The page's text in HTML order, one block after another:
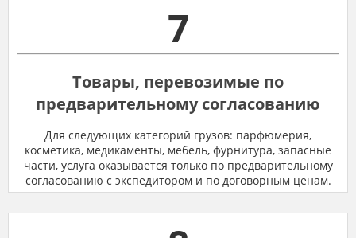
7
Товары, перевозимые по
предварительному согласованию
Для следующих категорий грузов: парфюмерия,
косметика, медикаменты, мебель, фурнитура, запасные
части, услуга оказывается только по предварительному
согласованию с экспедитором и по договорным ценам.